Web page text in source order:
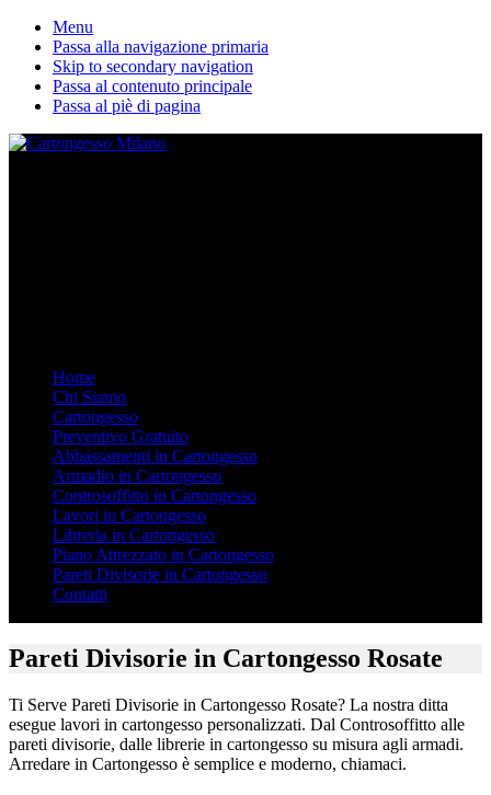
Menu
Passa alla navigazione primaria
Skip to secondary navigation
Passa al contenuto principale
Passa al piè di pagina
Home
Chi Siamo
Cartongesso
Preventivo Gratuito
Abbassamenti in Cartongesso
Armadio in Cartongesso
Controsoffitto in Cartongesso
Lavori in Cartongesso
Libreria in Cartongesso
Piano Attrezzato in Cartongesso
Pareti Divisorie in Cartongesso
Contatti
Pareti Divisorie in Cartongesso Rosate
Ti Serve Pareti Divisorie in Cartongesso Rosate? La nostra ditta
esegue lavori in cartongesso personalizzati. Dal Controsoffitto alle
pareti divisorie, dalle librerie in cartongesso su misura agli armadi.
Arredare in Cartongesso è semplice e moderno, chiamaci.